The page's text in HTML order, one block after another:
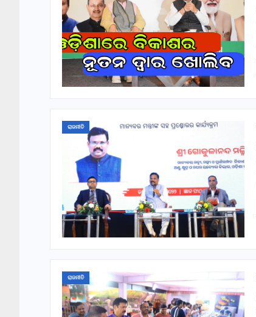
ରାଜନୀତି
ରାଜନୀତି